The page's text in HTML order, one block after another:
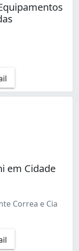
em Cidade
Correa e Cia